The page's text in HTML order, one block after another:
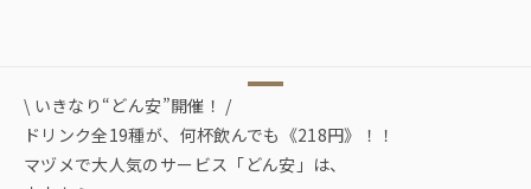
\ いきなり“どん安”開催！ /
ドリンク全19種が、何杯飲んでも《218円》！！
マヅメで大人気のサービス「どん安」は、